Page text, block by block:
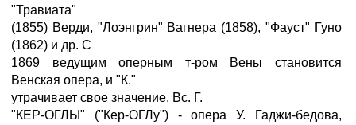
"Травиата"
(1855) Верди, "Лоэнгрин" Вагнера (1858), "Фауст" Гуно
(1862) и др. С
1869 ведущим оперным т-ром Вены становится
Венская опера, и "К."
утрачивает свое значение. Вс. Г.
"КЕР-ОГЛЫ" ("Кеp-ОГЛу") - опера У. Гаджи-бедова,